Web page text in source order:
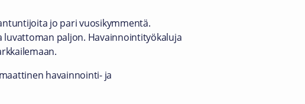
jo pari vuosikymmentä.
paljon. Havainnointityökaluja
havainnointi- ja